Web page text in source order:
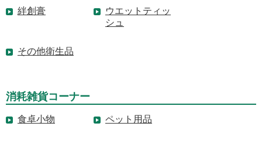
絆創膏
ウエットティッ
シュ
その他衛生品
消耗雑貨コーナー
食卓小物 ペット用品